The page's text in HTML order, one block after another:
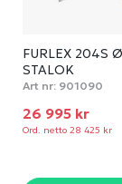
FURLEX 204S
STALOK
Art nr: 901090
26 995 kr
Ord. netto 28 425 kr